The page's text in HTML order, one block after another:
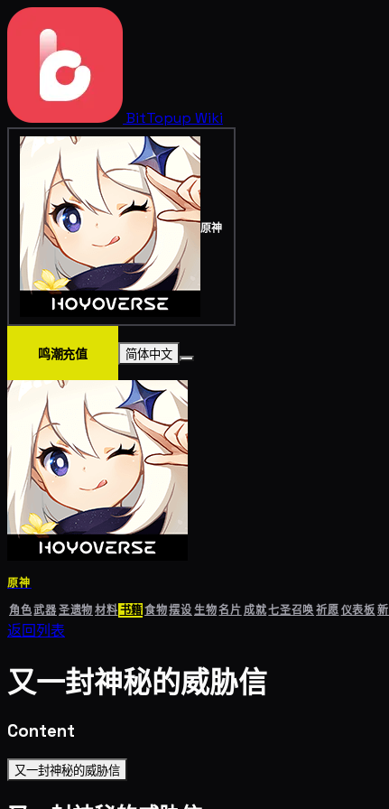
BitTopup Wiki
原神
鸣潮充值 简体中文
原神
角色武器圣遗物材料书籍食物摆设生物名片成就七圣召唤祈愿仪表板
返回列表
又一封神秘的威胁信
Content
又一封神秘的威胁信